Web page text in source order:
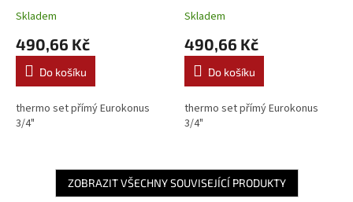
šroubení + 2x EK 3/4"
Skladem
490,66 Kč
Do košíku
thermo set přímý Eurokonus
3/4"
šroubení + 2x EK 3/4"
Skladem
490,66 Kč
Do košíku
thermo set přímý Eurokonus
3/4"
ZOBRAZIT VŠECHNY SOUVISEJÍCÍ PRODUKTY